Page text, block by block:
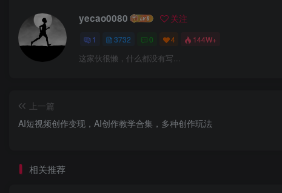
yecao0080 关注
1 3732 0 4 144W+
这家伙很懒，什么都没有写...
上一篇
AI短视频创作变现，AI创作教学合集，多种创作玩法
相关推荐